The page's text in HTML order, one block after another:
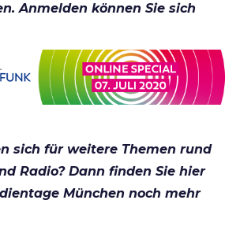
Anmelden können Sie sich
sich für weitere Themen rund
Radio? Dann finden Sie hier
München noch mehr